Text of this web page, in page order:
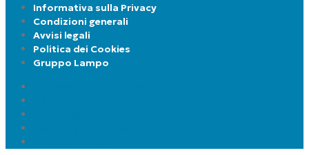
Informativa sulla Privacy
Condizioni generali
Avvisi legali
Politica dei Cookies
Gruppo Lampo